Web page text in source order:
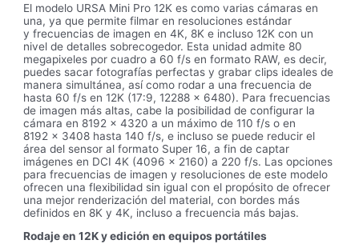
El modelo URSA Mini Pro 12K es como varias cámaras en
una, ya que permite filmar en resoluciones estándar
y frecuencias de imagen en 4K, 8K e incluso 12K con un
nivel de detalles sobrecogedor. Esta unidad admite 80
megapixeles por cuadro a 60 f/s en formato RAW, es decir,
puedes sacar fotografías perfectas y grabar clips ideales de
manera simultánea, así como rodar a una frecuencia de
hasta 60 f/s en 12K (17:9, 12288 x 6480). Para frecuencias
de imagen más altas, cabe la posibilidad de configurar la
cámara en 8192 x 4320 a un máximo de 110 f/s o en
8192 x 3408 hasta 140 f/s, e incluso se puede reducir el
área del sensor al formato Super 16, a fin de captar
imágenes en DCI 4K (4096 x 2160) a 220 f/s. Las opciones
para frecuencias de imagen y resoluciones de este modelo
ofrecen una flexibilidad sin igual con el propósito de ofrecer
una mejor renderización del material, con bordes más
definidos en 8K y 4K, incluso a frecuencia más bajas.
Rodaje en 12K y edición en equipos portátiles